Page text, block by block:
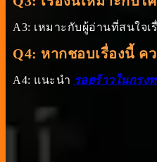
A3: เหมาะกับผู้อ่านที่สนใจ
Q4: หากชอบเรื่องนี้ ค
A4: แนะนำ รอยร้าวในกรง